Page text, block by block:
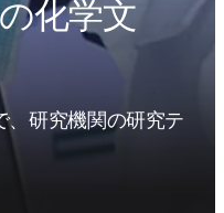
化学文
、研究機関の研究テ